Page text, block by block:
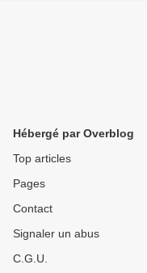
Hébergé par Overblog
Top articles
Pages
Contact
Signaler un abus
C.G.U.